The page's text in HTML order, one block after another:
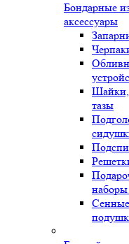
Бондарные
аксессуары
тазы